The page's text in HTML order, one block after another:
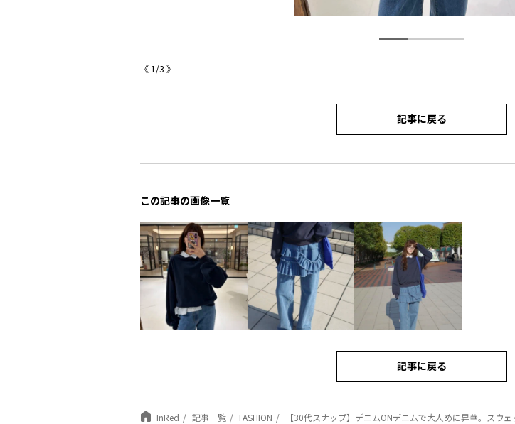
《 1 /3 》
記事に戻る
この記事の画像一覧
記事に戻る
InRed 記事一覧 FASHION 【30代スナップ】デニムONデニムで大人めに昇華。スウ